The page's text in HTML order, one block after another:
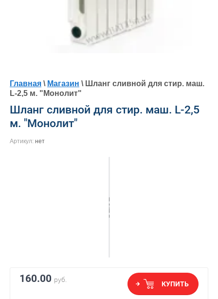
Главная \ Магазин \ Шланг сливной для стир. маш.
L-2,5 м. "Монолит"
Шланг сливной для стир. маш. L-2,5
м. "Монолит"
Артикул: нет
160.00 руб.
КУПИТЬ